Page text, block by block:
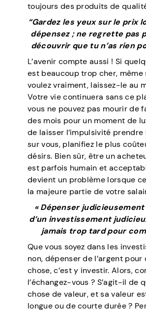
toujours des produits de
“Gardez les yeux sur le prix
dépensez ; ne regrette pas
découvrir que tu n’as rien
L’avenir compte aussi ! Si
est beaucoup trop cher, même
voulez vraiment, laissez-le au
Votre vie continuera sans ce
vous ne pouvez pas mourir de
des mois pour un moment de
de laisser l’impulsivité prendre
sur vous, planifiez le plus
désirs. Bien sûr, être un
est parfois humain et
devient un problème lorsque
la majeure partie de votre
« Dépenser
d’un investissement
jamais trop tard pour
Que vous soyez dans les
non, dépenser de l’argent pour
chose, c’est y investir. Alors,
l’échangez-vous ? S’agit-il de
chose de valeur, et sa valeur
longue ou de courte durée ?